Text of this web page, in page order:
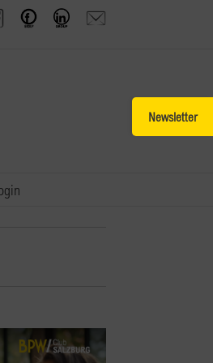
Offenes
Frauennetzwerk
BPW
Gruppe
Anfrage
schicken
Sliding